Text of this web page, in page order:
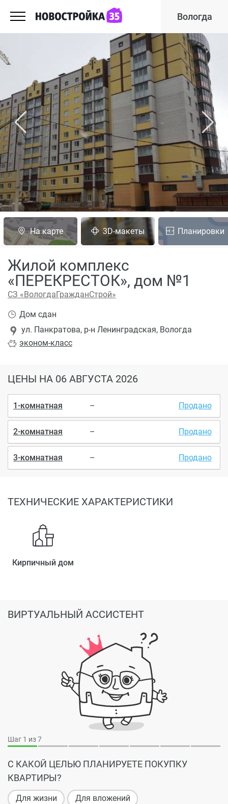
Вологда
На карте 3D-макеты Планировки
Жилой комплекс
«ПЕРЕКРЕСТОК», дом №1
СЗ «ВологдаГражданСтрой»
эконом-класс
ул. Панкратова, р-н Ленинградская, Вологда
Дом сдан
ЦЕНЫ НА 06 АВГУСТА 2026
1-комнатная – Продано
2-комнатная – Продано
3-комнатная – Продано
ТЕХНИЧЕСКИЕ ХАРАКТЕРИСТИКИ
Кирпичный дом
Шаг 1 из 7
С КАКОЙ ЦЕЛЬЮ ПЛАНИРУЕТЕ ПОКУПКУ
КВАРТИРЫ?
Для жизни Для вложений
ВИРТУАЛЬНЫЙ АССИСТЕНТ